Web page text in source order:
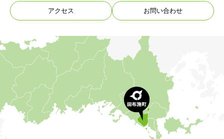
アクセス お問い合わせ